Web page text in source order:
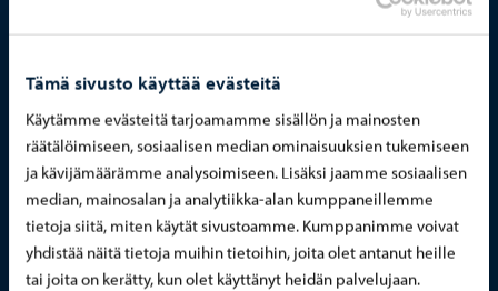
Tämä sivusto käyttää evästeitä
Käytämme evästeitä tarjoamamme sisällön ja mainosten
räätälöimiseen, sosiaalisen median ominaisuuksien tukemiseen
ja kävijämäärämme analysoimiseen. Lisäksi jaamme sosiaalisen
median, mainosalan ja analytiikka-alan kumppaneillemme
tietoja siitä, miten käytät sivustoamme. Kumppanimme voivat
yhdistää näitä tietoja muihin tietoihin, joita olet antanut heille
tai joita on kerätty, kun olet käyttänyt heidän palvelujaan.